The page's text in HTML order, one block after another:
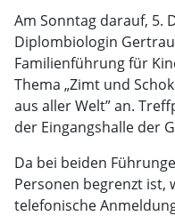
Am Sonntag darauf, 5.
Diplombiologin
Familienführung für
Thema „Zimt und
aus aller Welt” an.
der Eingangshalle der
Da bei beiden
Personen begrenzt ist,
telefonische